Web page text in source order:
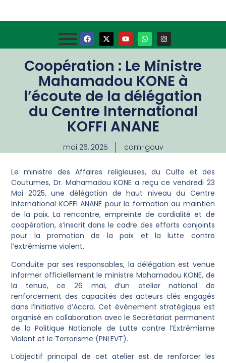
Coopération : Le Ministre
Mahamadou KONE à
l’écoute de la délégation
du Centre International
KOFFI ANANE
mai 26, 2025 com-gouv
Le ministre des Affaires religieuses, du Culte et des
Coutumes, Dr. Mahamadou KONE a reçu ce vendredi 23
Mai 2025, une délégation de haut niveau du Centre
International KOFFI ANANE pour la formation au maintien
de la paix. La rencontre, empreinte de cordialité et de
coopération, s’inscrit dans le cadre des efforts conjoints
pour la promotion de la paix et la lutte contre
l’extrémisme violent.
Conduite par ses responsables, la délégation est venue
informer officiellement le ministre Mahamadou KONE, de
la tenue, ce 26 mai, d’un atelier national de
renforcement des capacités des acteurs clés engagés
dans l’Initiative d’Accra. Cet événement stratégique est
organisé en collaboration avec le Secrétariat permanent
de la Politique Nationale de Lutte contre l’Extrémisme
Violent et le Terrorisme (PNLEVT).
L’objectif principal de cet atelier est de renforcer les